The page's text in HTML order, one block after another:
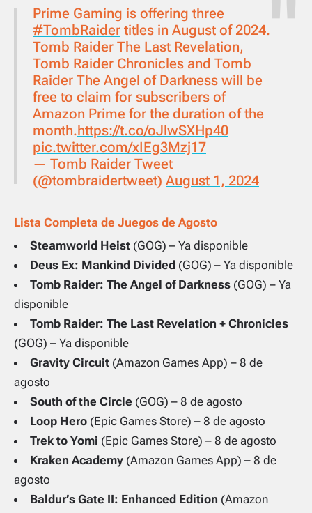
Prime Gaming is offering three
#TombRaider titles in August of 2024.
Tomb Raider The Last Revelation,
Tomb Raider Chronicles and Tomb
Raider The Angel of Darkness will be
free to claim for subscribers of
Amazon Prime for the duration of the
month.https://t.co/oJlwSXHp40
pic.twitter.com/xIEg3Mzj17
— Tomb Raider Tweet
(@tombraidertweet) August 1, 2024
Lista Completa de Juegos de Agosto
Steamworld Heist (GOG) – Ya disponible
Deus Ex: Mankind Divided (GOG) – Ya disponible
Tomb Raider: The Angel of Darkness (GOG) – Ya
disponible
Tomb Raider: The Last Revelation + Chronicles
(GOG) – Ya disponible
Gravity Circuit (Amazon Games App) – 8 de
agosto
South of the Circle (GOG) – 8 de agosto
Loop Hero (Epic Games Store) – 8 de agosto
Trek to Yomi (Epic Games Store) – 8 de agosto
Kraken Academy (Amazon Games App) – 8 de
agosto
Baldur’s Gate II: Enhanced Edition (Amazon